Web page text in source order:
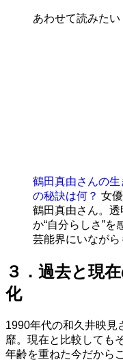
あわせて読みたい
鶴田真由さんの
の秘訣は何？ 女
鶴田真由さん。
か“自分らしさ”
芸能界にいなが
３．過去と現
化
1990年代の和久井映見
靡。現在と比較しても
年齢を重ねた今だから